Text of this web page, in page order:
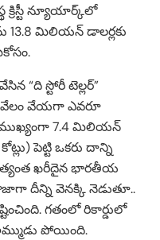
క్రిస్టీ న్యూయార్క్‌లో
13.8 మిలియన్ డాలర్లకు
“ది స్టోరీ టెల్లర్”
వేయగా ఎవరూ
7.4 మిలియన్
పెట్టి ఒకరు దాన్ని
ఖరీదైన భారతీయ
దీన్ని వెనక్కి నెడుతూ..
గతంలో రికార్డులో
అమ్ముడు పోయింది.